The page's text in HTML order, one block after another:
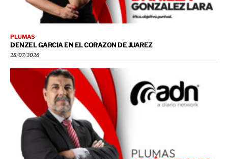
PLUMAS
DENZEL GARCIA EN EL CORAZON DE JUAREZ
28/07/2026